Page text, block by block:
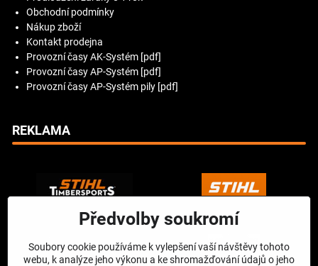
Obchodní podmínky
Nákup zboží
Kontakt prodejna
Provozní časy AK-Systém [pdf]
Provozní časy AP-Systém [pdf]
Provozní časy AP-Systém pily [pdf]
REKLAMA
Předvolby soukromí
Soubory cookie používáme k vylepšení vaší návštěvy tohoto
webu, k analýze jeho výkonu a ke shromažďování údajů o jeho